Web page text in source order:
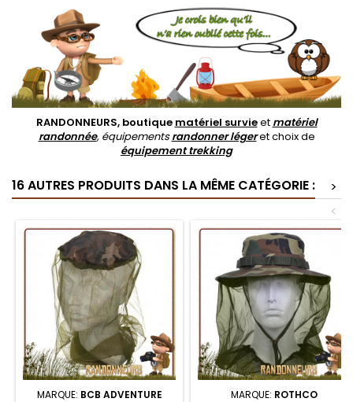
RANDONNEURS, boutique matériel survieet matériel
randonnée, équipementsrandonner légeret choix de
équipement trekking
16 AUTRES PRODUITS DANS LA MÊME CATÉGORIE :
>
<
MARQUE: BCB ADVENTURE MARQUE: ROTHCO